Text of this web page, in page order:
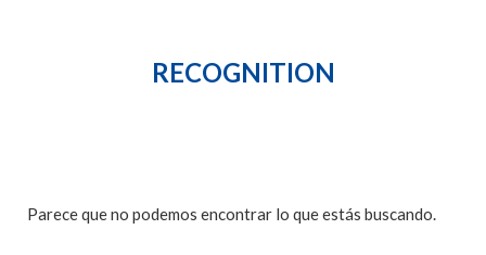
RECOGNITION
Parece que no podemos encontrar lo que estás buscando.